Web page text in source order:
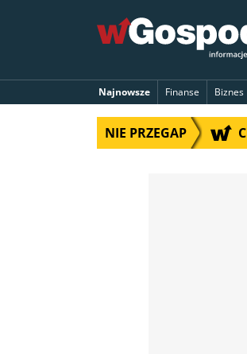
Najnowsze Finanse Biznes
NIE PRZEGAP